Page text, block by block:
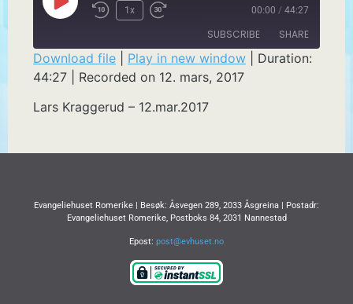
1x 00:00 / 44:27
SUBSCRIBE SHARE
SHARE
LINK
Download file Play in new window
Duration:
44:27
Recorded on 12. mars, 2017
Lars Kraggerud – 12.mar.2017
Evangeliehuset Romerike | Besøk: Åsvegen 289, 2033 Åsgreina | Postadr:
Evangeliehuset Romerike, Postboks 84, 2031 Nannestad
Epost: post@evhuset.no